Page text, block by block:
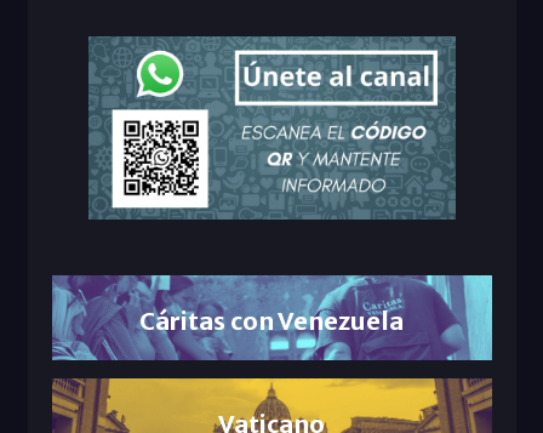
Cáritas con Venezuela
Vaticano